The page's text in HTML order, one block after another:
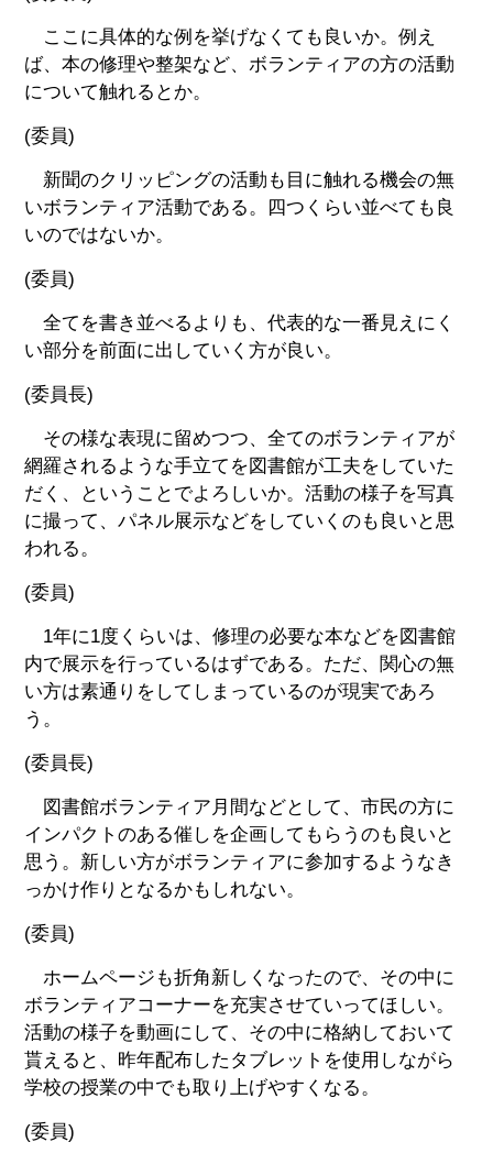
ここに具体的な例を挙げなくても良いか。例え
ば、本の修理や整架など、ボランティアの方の活動
について触れるとか。
(委員)
新聞のクリッピングの活動も目に触れる機会の無
いボランティア活動である。四つくらい並べても良
いのではないか。
(委員)
全てを書き並べるよりも、代表的な一番見えにく
い部分を前面に出していく方が良い。
(委員長)
その様な表現に留めつつ、全てのボランティアが
網羅されるような手立てを図書館が工夫をしていた
だく、ということでよろしいか。活動の様子を写真
に撮って、パネル展示などをしていくのも良いと思
われる。
(委員)
1年に1度くらいは、修理の必要な本などを図書館
内で展示を行っているはずである。ただ、関心の無
い方は素通りをしてしまっているのが現実であろ
う。
(委員長)
図書館ボランティア月間などとして、市民の方に
インパクトのある催しを企画してもらうのも良いと
思う。新しい方がボランティアに参加するようなき
っかけ作りとなるかもしれない。
(委員)
ホームページも折角新しくなったので、その中に
ボランティアコーナーを充実させていってほしい。
活動の様子を動画にして、その中に格納しておいて
貰えると、昨年配布したタブレットを使用しながら
学校の授業の中でも取り上げやすくなる。
(委員)